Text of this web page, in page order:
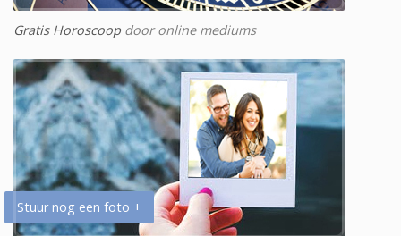
Gratis Horoscoopdoor online mediums
Stuur nog een foto +